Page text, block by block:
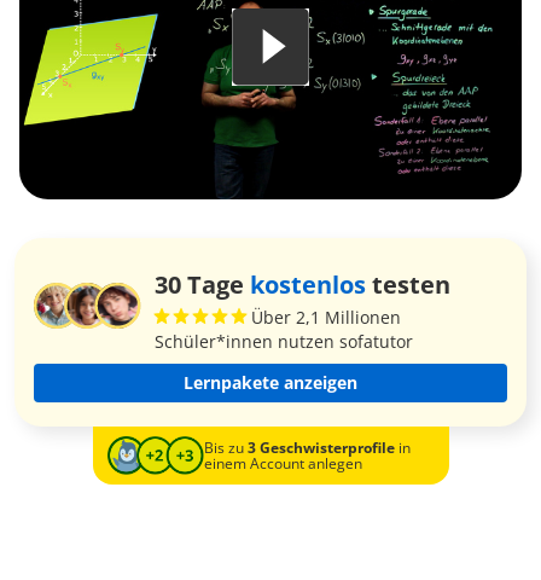
30 Tage kostenlostesten
Über 2,1 Millionen
Schüler*innen nutzen sofatutor
Lernpakete anzeigen
Bis zu3 Geschwisterprofilein
einem Account anlegen